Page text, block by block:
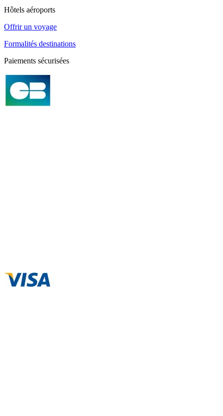
Hôtels aéroports
Offrir un voyage
Formalités destinations
Paiements sécurisées